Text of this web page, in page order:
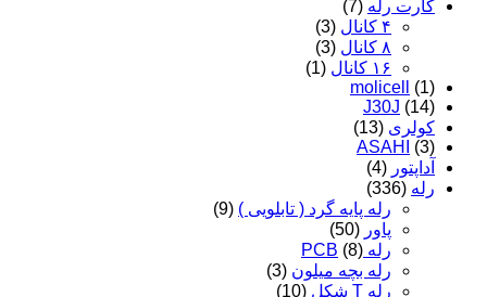
کارت رله (7)
۴ کانال
(3)
۸ کانال
(3)
۱۶ کانال
(1)
molicell
(1)
J30J (14)
کولری (13)
ASAHI
(3)
آداپتور (4)
رله (336)
رله پایه گرد ( تابلویی ) (9)
پاور (50)
رله PCB (8)
رله بچه میلون (3)
رله T شکل
(10)